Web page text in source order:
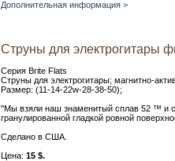
Дополнительная информация >
Струны для электрогитары
Серия Brite Flats
Струны для электрогитары; магнитно-
Размер: (11-14-22w-28-38-50);
"Мы взяли наш знаменитый сплав 52 ™ и
гранулированной гладкой ровной
Сделано в США.
Цена: 15 $.